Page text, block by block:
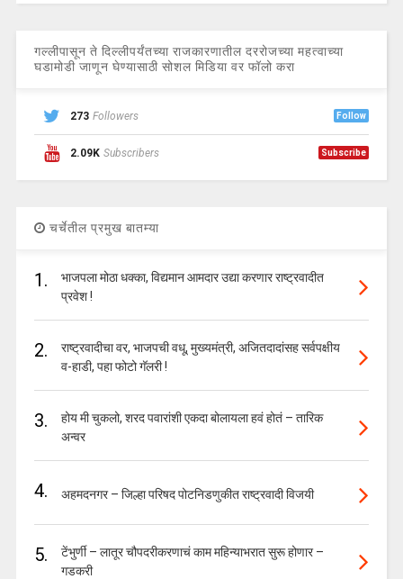
गल्लीपासून ते दिल्लीपर्यंतच्या राजकारणातील दररोजच्या महत्वाच्या
घडामोडी जाणून घेण्यासाठी सोशल मिडिया वर फॉलो करा
273 Followers Follow
2.09K Subscribers Subscribe
चर्चेतील प्रमुख बातम्या
1.
भाजपला मोठा धक्का, विद्यमान आमदार उद्या करणार राष्ट्रवादीत
प्रवेश !
2.
राष्ट्रवादीचा वर, भाजपची वधू, मुख्यमंत्री, अजितदादांसह सर्वपक्षीय
व-हाडी, पहा फोटो गॅलरी !
3.
होय मी चुकलो, शरद पवारांशी एकदा बोलायला हवं होतं – तारिक
अन्वर
4. अहमदनगर – जिल्हा परिषद पोटनिडणुकीत राष्ट्रवादी विजयी
5.
टेंभुर्णी – लातूर चौपदरीकरणाचं काम महिन्याभरात सुरू होणार –
गडकरी